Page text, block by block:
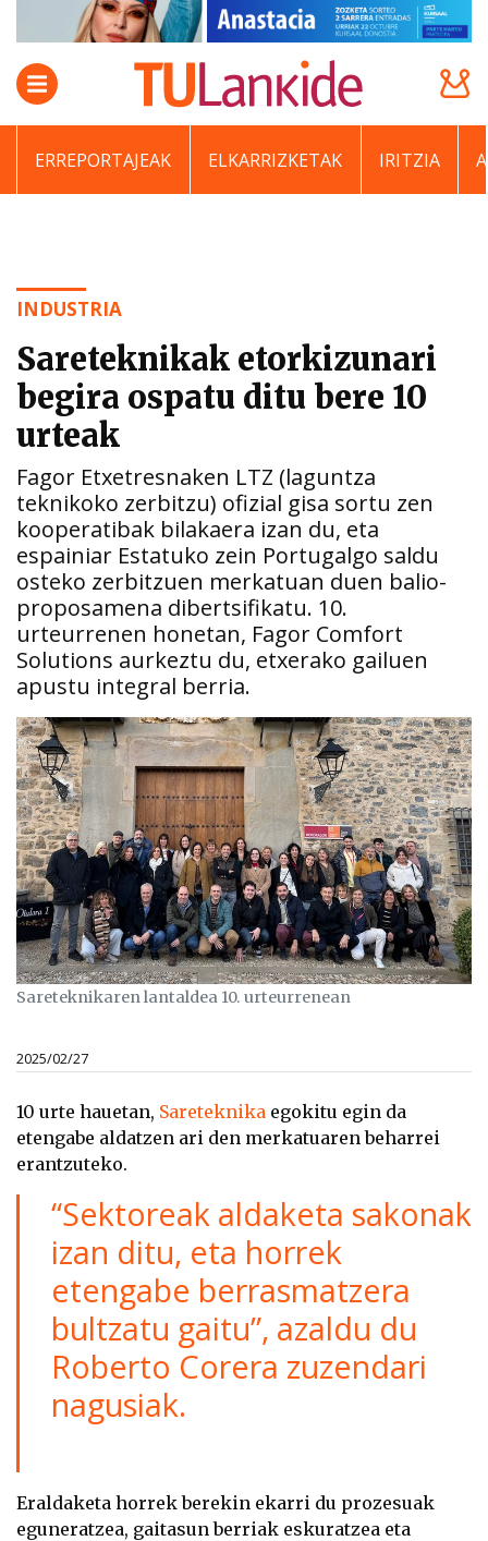
ERREPORTAJEAK ELKARRIZKETAK IRITZIA
INDUSTRIA
Sareteknikak etorkizunari
begira ospatu ditu bere 10
urteak
Fagor Etxetresnaken LTZ (laguntza
teknikoko zerbitzu) ofizial gisa sortu zen
kooperatibak bilakaera izan du, eta
espainiar Estatuko zein Portugalgo saldu
osteko zerbitzuen merkatuan duen balio-
proposamena dibertsifikatu. 10.
urteurrenen honetan, Fagor Comfort
Solutions aurkeztu du, etxerako gailuen
apustu integral berria.
Sareteknikaren lantaldea 10. urteurrenean
2025/02/27
10 urte hauetan, Sareteknika egokitu egin da
etengabe aldatzen ari den merkatuaren beharrei
erantzuteko.
“Sektoreak aldaketa sakonak
izan ditu, eta horrek
etengabe berrasmatzera
bultzatu gaitu”, azaldu du
Roberto Corera zuzendari
nagusiak.
Eraldaketa horrek berekin ekarri du prozesuak
eguneratzea, gaitasun berriak eskuratzea eta